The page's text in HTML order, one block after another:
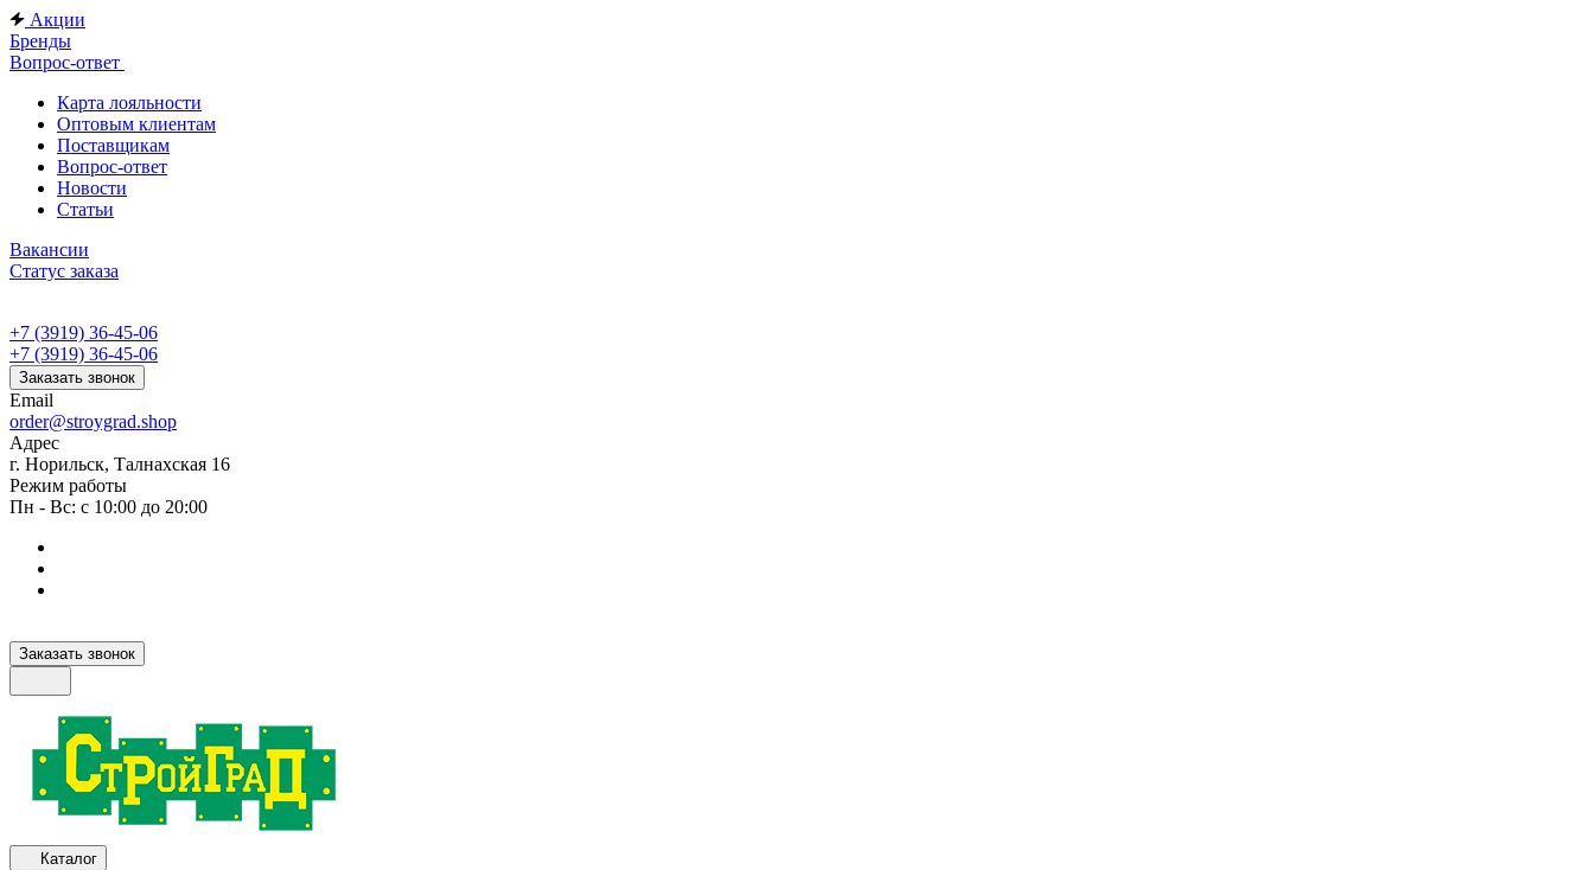
Акции
Бренды
Вопрос-ответ
Карта лояльности
Оптовым клиентам
Поставщикам
Вопрос-ответ
Новости
Статьи
Вакансии
Статус заказа
+7 (3919) 36-45-06
+7 (3919) 36-45-06
Заказать звонок
Email
order@stroygrad.shop
Адрес
г. Норильск, Талнахская 16
Режим работы
Пн - Вс: с 10:00 до 20:00
Заказать звонок
Каталог